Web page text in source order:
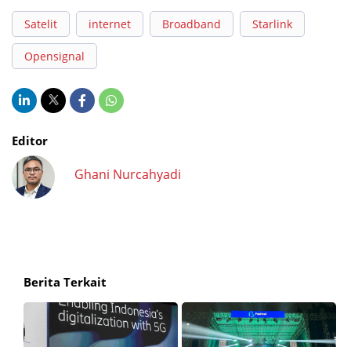
Satelit internet Broadband Starlink
Opensignal
Editor
Ghani Nurcahyadi
Berita Terkait